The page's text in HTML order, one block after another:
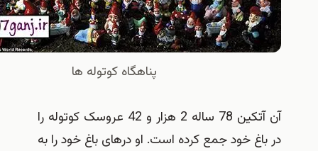
پناهگاه کوتوله ها
آن آتکین 78 ساله 2 هزار و 42 عروسک کوتوله را
خود جمع کرده است. او درهای باغ خود را به